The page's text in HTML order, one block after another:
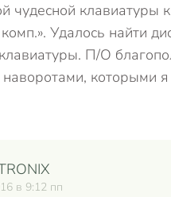
чудесной
Удалось найти
П/О
наворотами,
в 9:12 пп